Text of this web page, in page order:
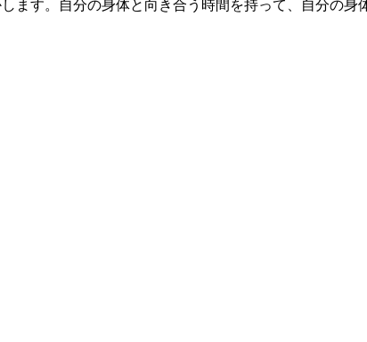
ます。自分の身体と向き合う時間を持って、自分の身